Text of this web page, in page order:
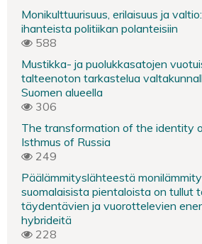
Monikulttuurisuus, erilaisuus ja
ihanteista politiikan polanteisiin
588
Mustikka- ja puolukkasatojen
talteenoton tarkastelua
Suomen alueella
306
The transformation of the identity
Isthmus of Russia
249
Päälämmityslähteestä
suomalaisista pientaloista on tullut
täydentävien ja vuorottelevien
hybrideitä
228